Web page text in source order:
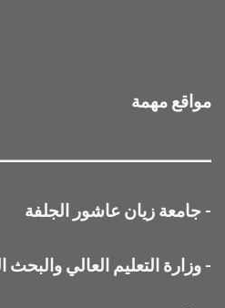
مواقع مهمة
- جامعة زيان عاشور الجلفة
- وزارة التعليم العالي والبحث